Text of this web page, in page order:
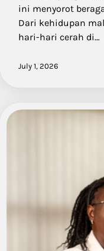
ini menyorot
Dari kehidupan
hari-hari cerah di…
July 1, 2026